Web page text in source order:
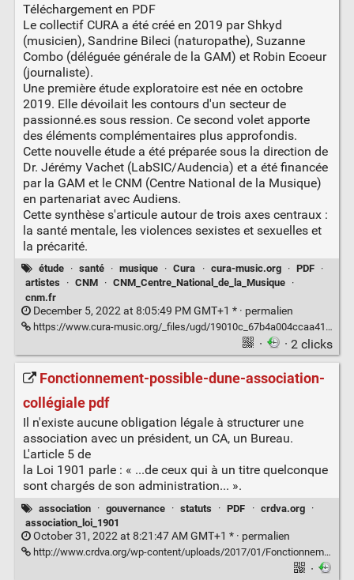
Téléchargement en PDF
Le collectif CURA a été créé en 2019 par Shkyd
(musicien), Sandrine Bileci (naturopathe), Suzanne
Combo (déléguée générale de la GAM) et Robin Ecoeur
(journaliste).
Une première étude exploratoire est née en octobre
2019. Elle dévoilait les contours d'un secteur de
passionné.es sous ression. Ce second volet apporte
des éléments complémentaires plus approfondis.
Cette nouvelle étude a été préparée sous la direction de
Dr. Jérémy Vachet (LabSIC/Audencia) et a été financée
par la GAM et le CNM (Centre National de la Musique)
en partenariat avec Audiens.
Cette synthèse s'articule autour de trois axes centraux :
la santé mentale, les violences sexistes et sexuelles et
la précarité.
étude · santé · musique · Cura · cura-music.org · PDF
·
artistes
· CNM · CNM_Centre_National_de_la_Musique ·
cnm.fr
December 5, 2022 at 8:05:49 PM GMT+1 * · permalien
https://www.cura-music.org/_files/ugd/19010c_67b4a004ccaa41f182bc29126f2d4908.pdf
· · 2 clicks
Fonctionnement-possible-dune-association-
collégiale pdf
Il n'existe aucune obligation légale à structurer une
association avec un président, un CA, un Bureau.
L'article 5 de
la Loi 1901 parle : « ...de ceux qui à un titre quelconque
sont chargés de son administration... ».
association · gouvernance · statuts · PDF · crdva.org
·
association_loi_1901
October 31, 2022 at 8:21:47 AM GMT+1 * · permalien
http://www.crdva.org/wp-content/uploads/2017/01/Fonctionnement-possible-dune-association-coll%C3%A9giale-1.pdf
·